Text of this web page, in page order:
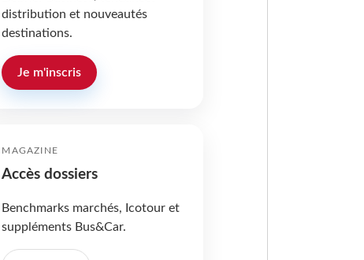
distribution et nouveautés
destinations.
Je m'inscris
MAGAZINE
Accès dossiers
Benchmarks marchés, Icotour et
suppléments Bus&Car.